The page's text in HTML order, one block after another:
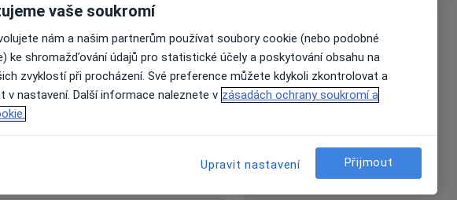
nejsou k dispozici
informace o svých službách.
vaše soukromí
nám a našim partnerům používat soubory cookie (nebo podobné
ke shromažďování údajů pro statistické účely a poskytování obsahu na
zvyklostí při procházení. Své preference můžete kdykoli zkontrolovat a
v nastavení. Další informace naleznete v zásadách ochrany soukromí a
Upravit nastavení Přijmout